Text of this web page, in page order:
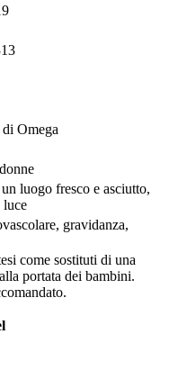
Omega
luogo fresco e asciutto,
luce
gravidanza,
come sostituti di una
portata dei bambini.